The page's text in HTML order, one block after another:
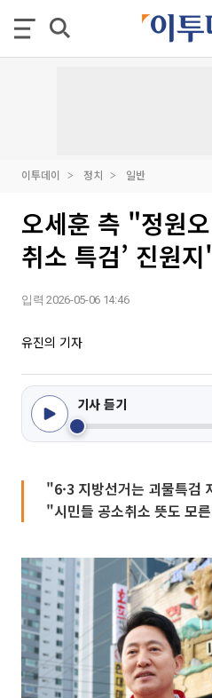
이투데이 정치 일반
오세훈 측 "정원
취소 특검’ 진원
입력 2026-05-06 14:46
유진의 기자
기사 듣기
"6·3 지방선거는 괴물특검
"시민들 공소취소 뜻도 모